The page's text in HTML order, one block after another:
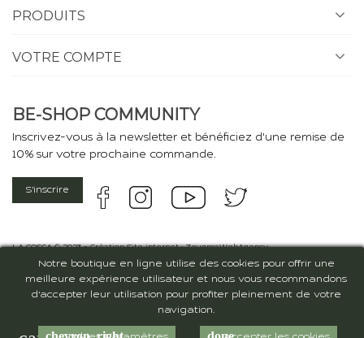
Notre boutique en ligne utilise des cookies pour offrir une
meilleure expérience utilisateur et nous vous recommandons
d'accepter leur utilisation pour profiter pleinement de votre
navigation.
PRODUITS
VOTRE COMPTE
BE-SHOP COMMUNITY
Inscrivez-vous à la newsletter et bénéficiez d'une remise de
10% sur votre prochaine commande.
S'inscrire
LA COSCA © 2023 - Création Site internet :ZeugmaWebAgency